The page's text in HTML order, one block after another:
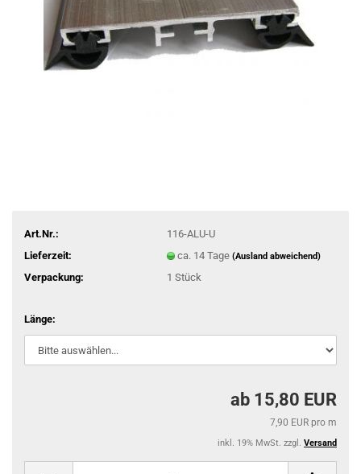
Art.Nr.:
116-ALU-U
Lieferzeit:
ca. 14 Tage (Ausland abweichend)
Verpackung: 1 Stück
Länge:
ab 15,80 EUR
7,90 EUR pro m
inkl. 19% MwSt. zzgl. Versand